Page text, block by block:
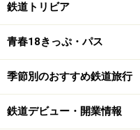
鉄道トリビア
青春18きっぷ・パス
季節別のおすすめ鉄道旅行
鉄道デビュー・開業情報